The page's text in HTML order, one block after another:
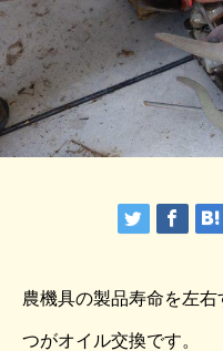
農機具の製品寿命を左
つがオイル交換です。